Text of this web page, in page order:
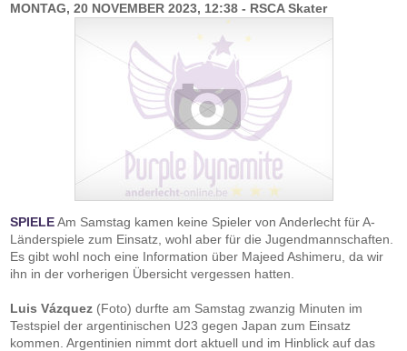
MONTAG, 20 NOVEMBER 2023, 12:38 - RSCA Skater
SPIELEAm Samstag kamen keine Spieler von Anderlecht für A-
Länderspiele zum Einsatz, wohl aber für die Jugendmannschaften.
Es gibt wohl noch eine Information über Majeed Ashimeru, da wir
ihn in der vorherigen Übersicht vergessen hatten.
Luis Vázquez (Foto) durfte am Samstag zwanzig Minuten im
Testspiel der argentinischen U23 gegen Japan zum Einsatz
kommen. Argentinien nimmt dort aktuell und im Hinblick auf das